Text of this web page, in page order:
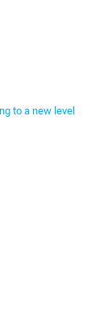
to a new level